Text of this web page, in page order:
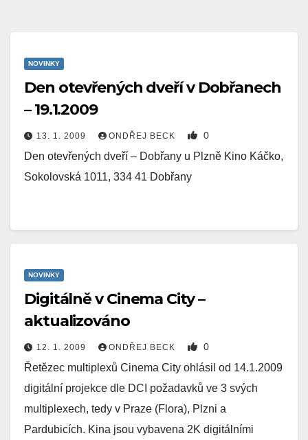
NOVINKY
Den otevřených dveří v Dobřanech
– 19.1.2009
13. 1. 2009 ONDŘEJ BECK 0
Den otevřených dveří – Dobřany u Plzně Kino Káčko,
Sokolovská 1011, 334 41 Dobřany
NOVINKY
Digitálně v Cinema City –
aktualizováno
12. 1. 2009 ONDŘEJ BECK 0
Řetězec multiplexů Cinema City ohlásil od 14.1.2009
digitální projekce dle DCI požadavků ve 3 svých
multiplexech, tedy v Praze (Flora), Plzni a
Pardubicích. Kina jsou vybavena 2K digitálními